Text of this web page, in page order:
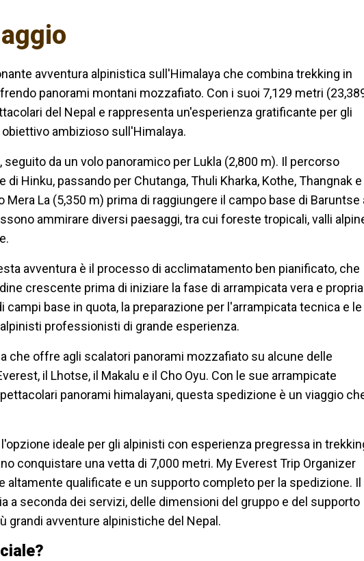
avventura alpinistica sull'Himalaya che combina trekking in
panorami montani mozzafiato. Con i suoi 7,129 metri
del Nepal e rappresenta un'esperienza gratificante per gli
ambizioso sull'Himalaya.
seguito da un volo panoramico per Lukla (2,800 m). Il percorso
Hinku, passando per Chutanga, Thuli Kharka, Kothe, Thangnak e
Mera La (5,350 m) prima di raggiungere il campo base di Baruntse
ammirare diversi paesaggi, tra cui foreste tropicali, valli
avventura è il processo di acclimatamento ben pianificato, che
crescente prima di iniziare la fase di arrampicata vera e
base in quota, la preparazione per l'arrampicata tecnica e le
professionisti di grande esperienza.
che offre agli scalatori panorami mozzafiato su alcune delle
il Lhotse, il Makalu e il Cho Oyu. Con le sue arrampicate
panorami himalayani, questa spedizione è un viaggio
ideale per gli alpinisti con esperienza pregressa in
conquistare una vetta di 7,000 metri. My Everest Trip Organizer
qualificate e un supporto completo per la spedizione. Il
a seconda dei servizi, delle dimensioni del gruppo e del supporto
grandi avventure alpinistiche del Nepal.